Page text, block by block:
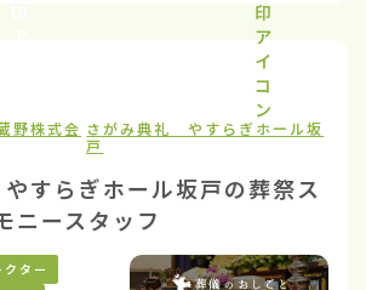
野株式会 さがみ典礼 やすらぎホール坂
戸
すらぎホール坂戸の葬祭ス
ニースタッフ
ター